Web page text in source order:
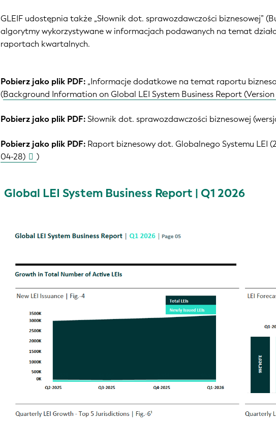
GLEIF udostępnia także „Słownik dot. sprawozdawczości biznesowej” (
algorytmy wykorzystywane w informacjach podawanych na temat
raportach kwartalnych.
Pobierz jako plik PDF: „Informacje dodatkowe na temat raportu
(Background Information on Global LEI System Business Report (Version
Pobierz jako plik PDF: Słownik dot. sprawozdawczości biznesowej
Pobierz jako plik PDF: Raport biznesowy dot. Globalnego Systemu LEI
04-28)
)
Global LEI System Business Report | Q1 2026